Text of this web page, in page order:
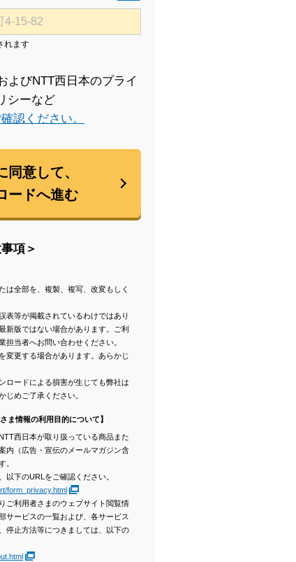
れます
よびNTT西日本のプライ
シーなど
認ください。
同意して、
ードへ進む
項＞
は全部を、複製、複写、改変もしく
表等が掲載されているわけではあり
新版ではない場合があります。ご利
担当者へお問い合わせください。
変更する場合があります。あらかじ
ロードによる損害が生じても弊社は
じめご了承ください。
ま情報の利用目的について】
西日本が取り扱っている商品また
内（広告・宣伝のメールマガジン含
。
以下のURLをご確認ください。
form_privacy.html
ご利用者さまのウェブサイト閲覧情
サービスの一覧および、各サービス
停止方法等につきましては、以下の